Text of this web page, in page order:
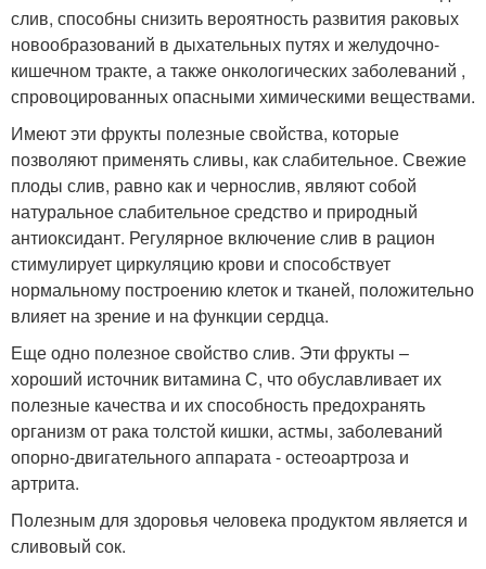
слив, способны снизить вероятность развития раковых
новообразований в дыхательных путях и желудочно-
кишечном тракте, а также онкологических заболеваний ,
спровоцированных опасными химическими веществами.
Имеют эти фрукты полезные свойства, которые
позволяют применять сливы, как слабительное. Свежие
плоды слив, равно как и чернослив, являют собой
натуральное слабительное средство и природный
антиоксидант. Регулярное включение слив в рацион
стимулирует циркуляцию крови и способствует
нормальному построению клеток и тканей, положительно
влияет на зрение и на функции сердца.
Еще одно полезное свойство слив. Эти фрукты –
хороший источник витамина С, что обуславливает их
полезные качества и их способность предохранять
организм от рака толстой кишки, астмы, заболеваний
опорно-двигательного аппарата - остеоартроза и
артрита.
Полезным для здоровья человека продуктом является и
сливовый сок.